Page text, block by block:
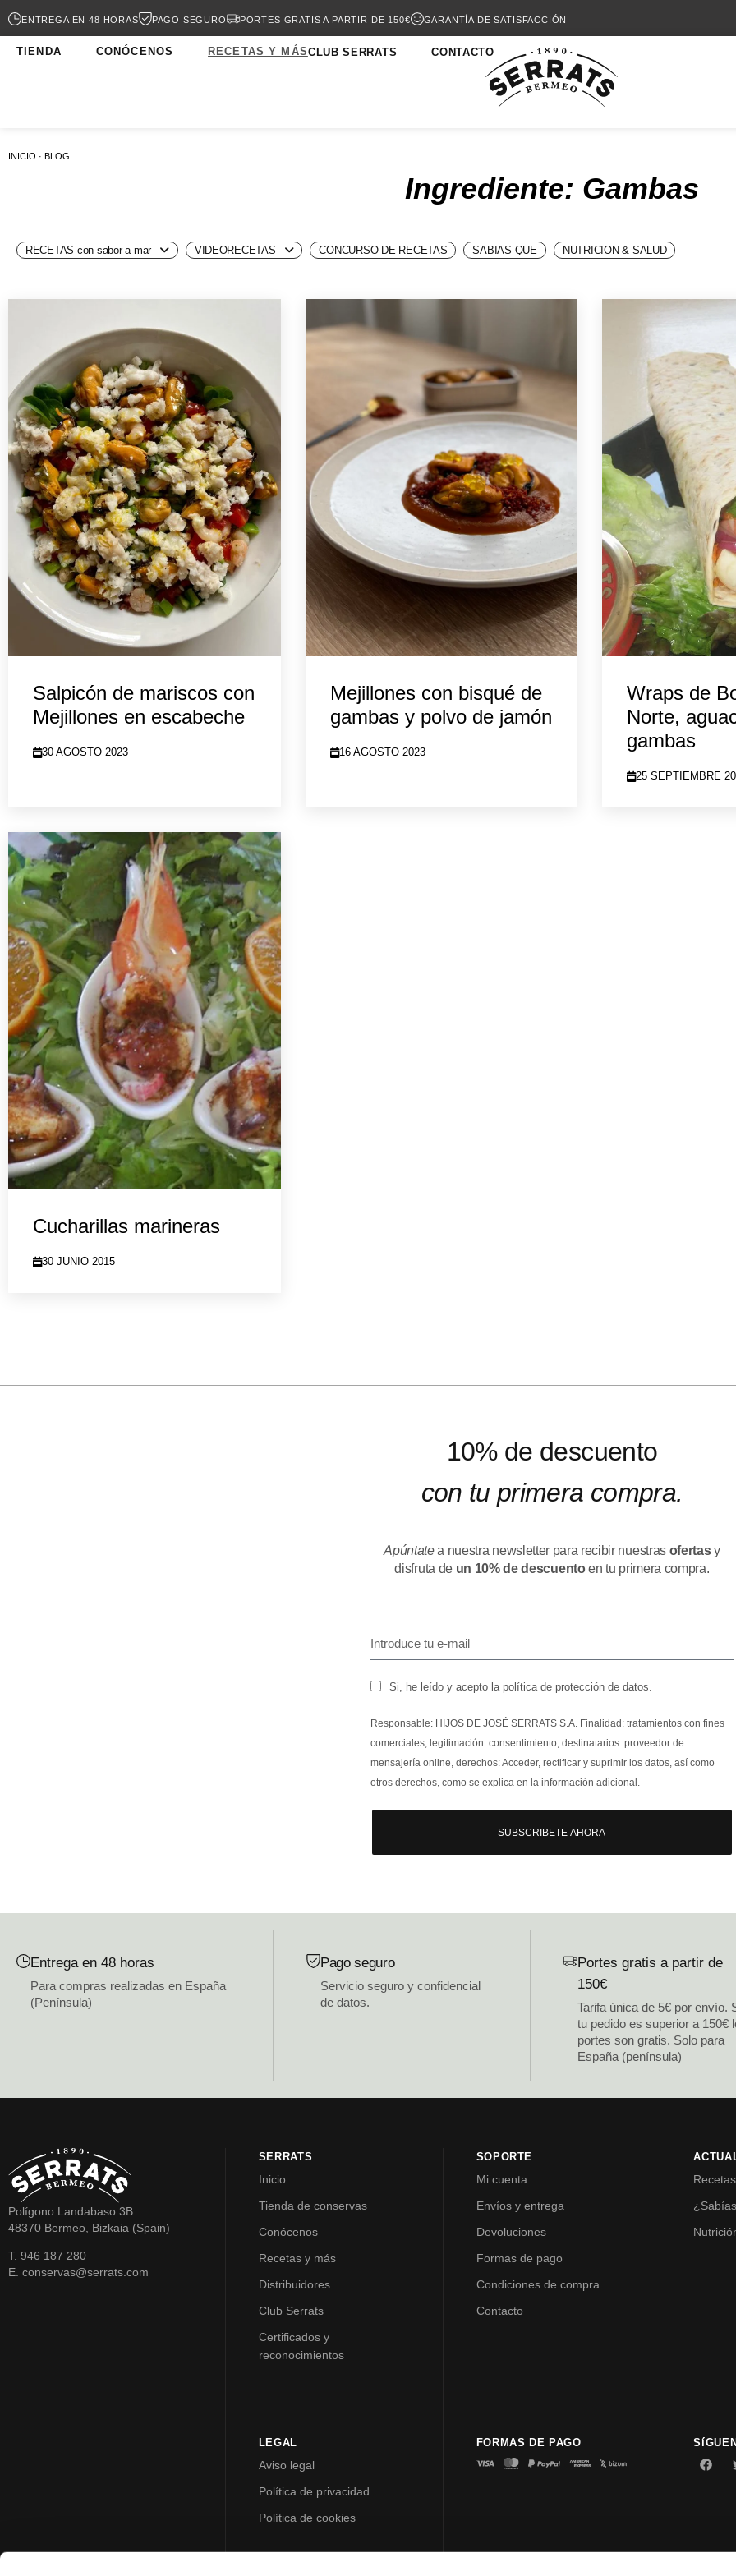
ENTREGA EN 48 HORAS PAGO SEGURO PORTES GRATIS A PARTIR DE 150€ GARANTÍA DE SATISFACCIÓN
TIENDA CONÓCENOS RECETAS Y MÁSCLUB SERRATS CONTACTO
INICIO · BLOG
Ingrediente: Gambas
RECETAS con sabor a mar VIDEORECETAS CONCURSO DE RECETAS SABIAS QUE NUTRICION & SALUD
Salpicón de mariscos con
Mejillones en escabeche
30 AGOSTO 2023
Mejillones con bisqué de
gambas y polvo de jamón
16 AGOSTO 2023
Wraps de
Norte,
gambas
25 SEPTIEMBRE
Cucharillas marineras
30 JUNIO 2015
10% de descuento
con tu primera compra.
Apúntatea nuestra newsletter para recibir nuestras ofertasy
disfruta de un 10% de descuentoen tu primera compra.
Si, he leído y acepto la política de protección de datos.
Responsable: HIJOS DE JOSÉ SERRATS S.A. Finalidad: tratamientos con fines
comerciales, legitimación: consentimiento, destinatarios: proveedor de
mensajería online, derechos: Acceder, rectificar y suprimir los datos, así como
otros derechos, como se explica en la información adicional.
SUBSCRIBETE AHORA
Entrega en 48 horas
Para compras realizadas en España
(Península)
Pago seguro
Servicio seguro y confidencial
de datos.
Portes gratis a partir de
150€
Tarifa única de 5€ por envío.
tu pedido es superior a 150€
portes son gratis. Solo para
España (península)
Polígono Landabaso 3B
48370 Bermeo, Bizkaia (Spain)
T. 946 187 280
E. conservas@serrats.com
SERRATS
Inicio
Tienda de conservas
Conócenos
Recetas y más
Distribuidores
Club Serrats
Certificados y
reconocimientos
SOPORTE
Mi cuenta
Envíos y entrega
Devoluciones
Formas de pago
Condiciones de compra
Contacto
Recetas
LEGAL
Aviso legal
Política de privacidad
Política de cookies
FORMAS DE PAGO